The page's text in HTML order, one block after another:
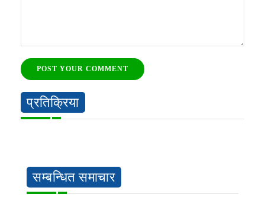
POST YOUR COMMENT
प्रतिक्रिया
सम्बन्धित समाचार